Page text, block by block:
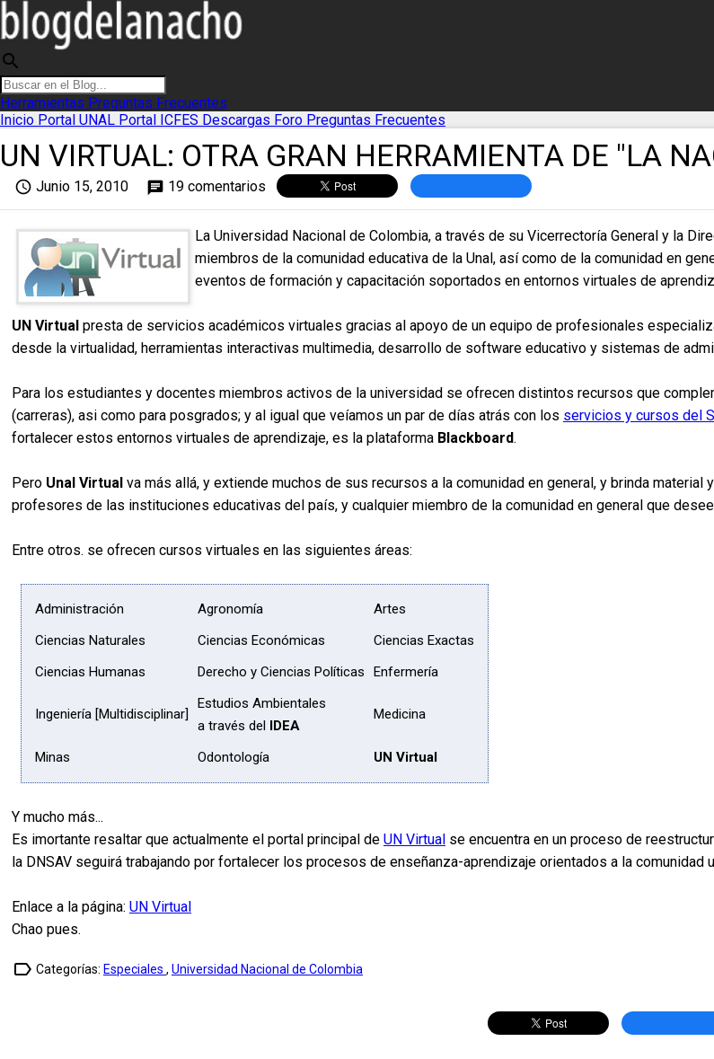
search
Herramientas Preguntas Frecuentes
Inicio Portal UNAL Portal ICFES Descargas Foro Preguntas Frecuentes
UN VIRTUAL: OTRA GRAN HERRAMIENTA DE "LA
access_time Junio 15, 2010 chat 19 comentarios
La Universidad Nacional de Colombia, a través de su Vicerrectoría General y la
miembros de la comunidad educativa de la Unal, así como de la comunidad en
eventos de formación y capacitación soportados en entornos virtuales de
UN Virtual presta de servicios académicos virtuales gracias al apoyo de un equipo de profesionales
desde la virtualidad, herramientas interactivas multimedia, desarrollo de software educativo y sistemas de
Para los estudiantes y docentes miembros activos de la universidad se ofrecen distintos recursos que
(carreras), asi como para posgrados; y al igual que veíamos un par de días atrás con los servicios y cursos del
fortalecer estos entornos virtuales de aprendizaje, es la plataforma Blackboard.
Pero Unal Virtual va más allá, y extiende muchos de sus recursos a la comunidad en general, y brinda
profesores de las instituciones educativas del país, y cualquier miembro de la comunidad en general que
Entre otros. se ofrecen cursos virtuales en las siguientes áreas:
Administración Agronomía
Artes
Ciencias Naturales
Ciencias Económicas
Ciencias Exactas
Ciencias Humanas
Derecho y Ciencias Políticas Enfermería
Ingeniería [Multidisciplinar]
Estudios Ambientales
a través del IDEA
Medicina
Minas Odontología UN Virtual
Y mucho más...
Es imortante resaltar que actualmente el portal principal de UN Virtual se encuentra en un proceso de
la DNSAV seguirá trabajando por fortalecer los procesos de enseñanza-aprendizaje orientados a la comunidad
Enlace a la página: UN Virtual
Chao pues.
label_outline Categorías: Especiales , Universidad Nacional de Colombia